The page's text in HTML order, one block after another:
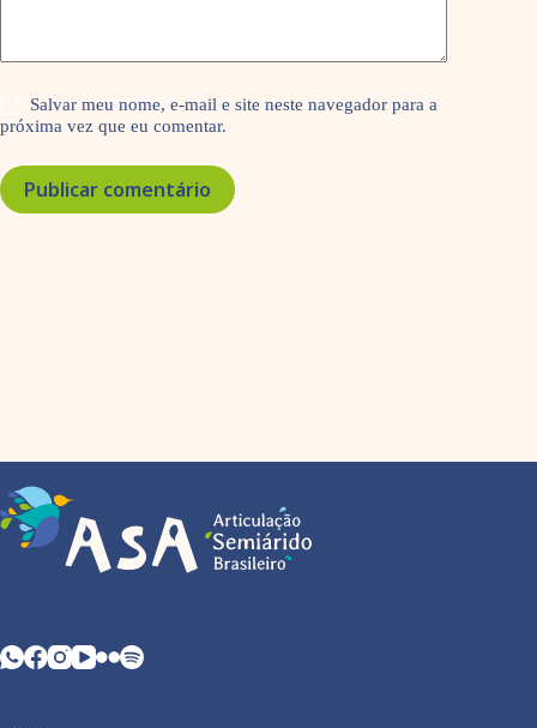
Salvar meu nome, e-mail e site neste navegador para a
próxima vez que eu comentar.
Publicar comentário